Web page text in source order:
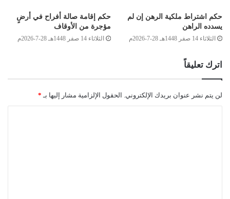
بالتأمين التكافلي، الملتزم بالضوابط الشرعية، والله أعلم.
حكم اشتراط ملكية الرهن إن لم
يسدده الراهن
الثلاثاء 14 صفر 1448هـ 28-7-2026م
حكم إقامة صالة أفراح في أرضٍ
مؤجرة من الأوقاف
الثلاثاء 14 صفر 1448هـ 28-7-2026م
اترك تعليقاً
لن يتم نشر عنوان بريدك الإلكتروني. الحقول الإلزامية مشار إليها بـ *